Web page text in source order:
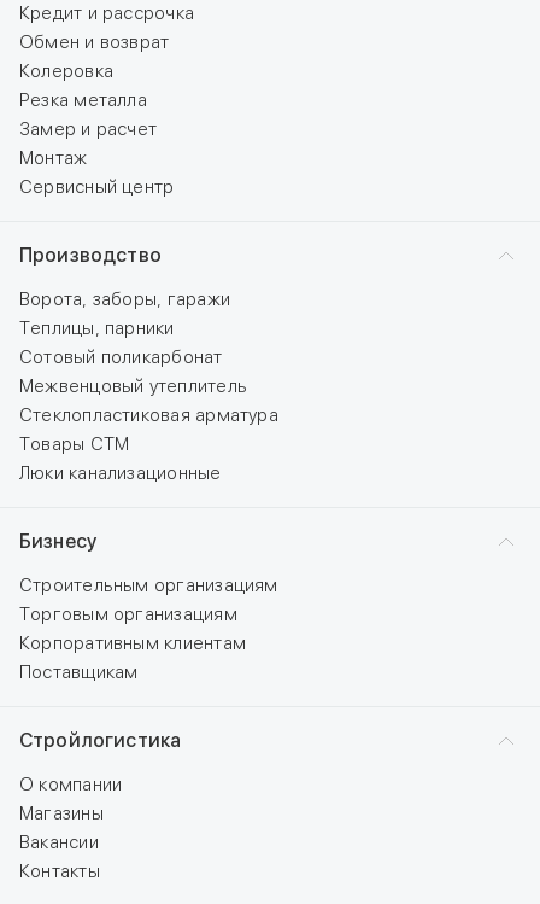
Кредит и рассрочка
Обмен и возврат
Колеровка
Резка металла
Замер и расчет
Монтаж
Сервисный центр
Производство
Ворота, заборы, гаражи
Теплицы, парники
Сотовый поликарбонат
Межвенцовый утеплитель
Стеклопластиковая арматура
Товары СТМ
Люки канализационные
Бизнесу
Строительным организациям
Торговым организациям
Корпоративным клиентам
Поставщикам
Стройлогистика
О компании
Магазины
Вакансии
Контакты